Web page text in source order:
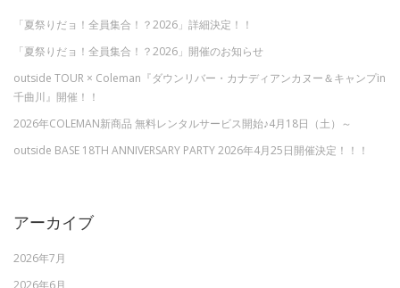
「夏祭りだョ！全員集合！？2026」詳細決定！！
「夏祭りだョ！全員集合！？2026」開催のお知らせ
outside TOUR × Coleman『ダウンリバー・カナディアンカヌー＆キャンプin
千曲川』開催！！
2026年COLEMAN新商品 無料レンタルサービス開始♪4月18日（土）～
outside BASE 18TH ANNIVERSARY PARTY 2026年4月25日開催決定！！！
アーカイブ
2026年7月
2026年6月